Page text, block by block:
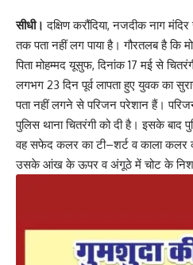
सीधी। दक्षिण करौंदिया, नजदीक नाग मंदिर
तक पता नहीं लग पाया है। गौरतलब है कि
पिता मोहम्मद यूसुफ, दिनांक 17 मई से
लगभग 23 दिन पूर्व लापता हुए युवक का
पता नहीं लगने से परिजन परेशान हैं।
पुलिस थाना चितरंगी को दी है। इसके
वह सफेद कलर का टी–शर्ट व काला कलर
उसके आंख के ऊपर व अंगूठे में चोट के